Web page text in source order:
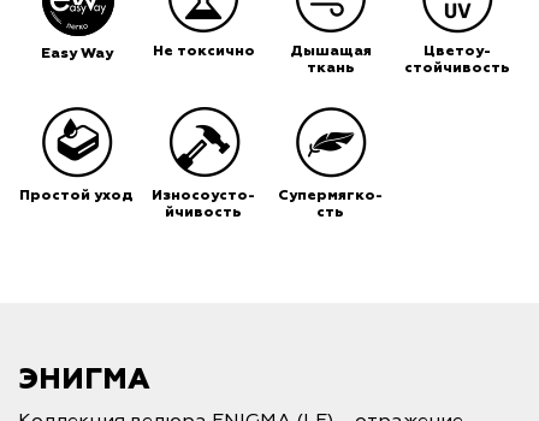
Easy Way Не токсично
Дышащая
ткань
Цветоу-
стойчивость
Простой уход
Износоусто-
йчивость
Супермягко-
сть
ЭНИГМА